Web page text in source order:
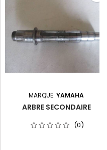
MARQUE: YAMAHA
ARBRE SECONDAIRE
(0)